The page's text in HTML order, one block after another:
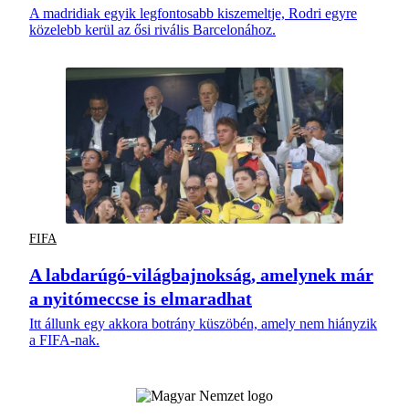
A madridiak egyik legfontosabb kiszemeltje, Rodri egyre
közelebb kerül az ősi rivális Barcelonához.
FIFA
A labdarúgó-világbajnokság, amelynek már
a nyitómeccse is elmaradhat
Itt állunk egy akkora botrány küszöbén, amely nem hiányzik
a FIFA-nak.